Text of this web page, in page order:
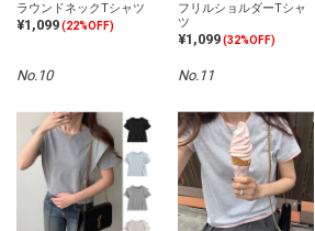
ラウンドネックTシャツ
¥1,099(22%OFF)
フリルショルダーTシャ
ツ
¥1,099 (32%OFF)
No.10 No.11